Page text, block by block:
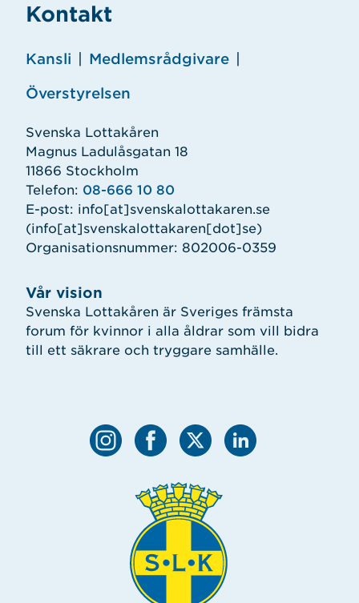
Vår vision
Svenska Lottakåren är Sveriges främsta
forum för kvinnor i alla åldrar som vill bidra
till ett säkrare och tryggare samhälle.
Kontakt
Kansli Medlemsrådgivare
Överstyrelsen
Svenska Lottakåren
Magnus Ladulåsgatan 18
11866 Stockholm
Telefon: 08-666 10 80
E-post: info[at]svenskalottakaren.se
(info[at]svenskalottakaren[dot]se)
Organisationsnummer: 802006-0359